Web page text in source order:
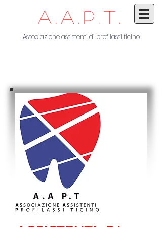
A.A.P.T.
Associazione assistenti di profilassi ticino